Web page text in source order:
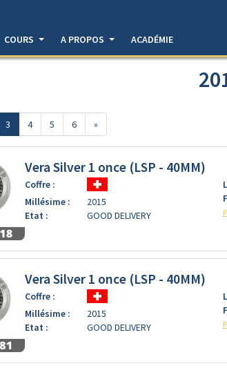
COURS A PROPOS ACADÉMIE
3 4 5 6 »
Vera Silver 1 once (LSP - 40MM)
Coffre :
Millésime :
2015
Etat :
GOOD DELIVERY
Vera Silver 1 once (LSP - 40MM)
Coffre :
Millésime :
2015
Etat :
GOOD DELIVERY